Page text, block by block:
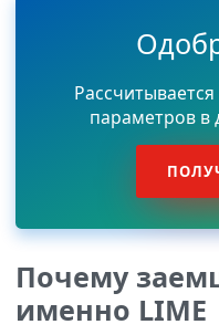
параметров в
Почему
именно LIME